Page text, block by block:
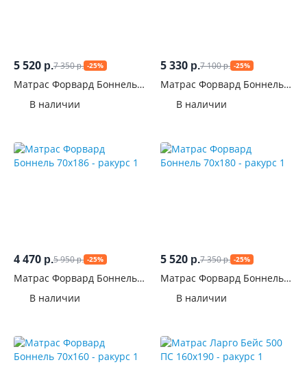
5 520 р.7 350р. -25%
Матрас Форвард Боннель
В наличии
5 330 р.7 100р. -25%
Матрас Форвард Боннель
В наличии
4 470 р.5 950р. -25%
Матрас Форвард Боннель
В наличии
5 520 р.7 350р. -25%
Матрас Форвард Боннель
В наличии